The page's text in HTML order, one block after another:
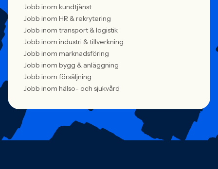
Jobb inom kundtjänst
Jobb inom HR & rekrytering
Jobb inom transport & logistik
Jobb inom industri & tillverkning
Jobb inom marknadsföring
Jobb inom bygg & anläggning
Jobb inom försäljning
Jobb inom hälso- och sjukvård